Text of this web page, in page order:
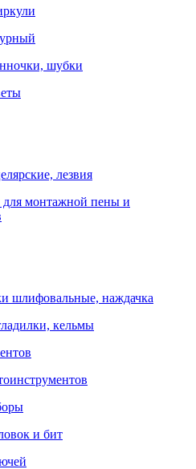
шубки
лезвия
для монтажной пены и
шлифовальные, наждачка
кельмы
и бит